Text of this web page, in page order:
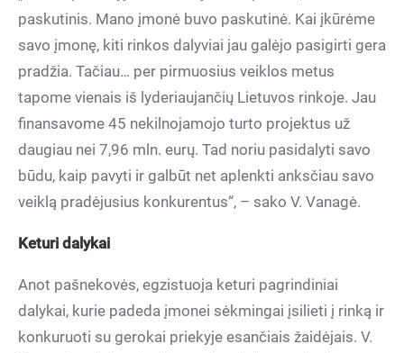
paskutinis. Mano įmonė buvo paskutinė. Kai įkūrėme
savo įmonę, kiti rinkos dalyviai jau galėjo pasigirti gera
pradžia. Tačiau… per pirmuosius veiklos metus
tapome vienais iš lyderiaujančių Lietuvos rinkoje. Jau
finansavome 45 nekilnojamojo turto projektus už
daugiau nei 7,96 mln. eurų. Tad noriu pasidalyti savo
būdu, kaip pavyti ir galbūt net aplenkti anksčiau savo
veiklą pradėjusius konkurentus“, – sako V. Vanagė.
Keturi dalykai
Anot pašnekovės, egzistuoja keturi pagrindiniai
dalykai, kurie padeda įmonei sėkmingai įsilieti į rinką ir
konkuruoti su gerokai priekyje esančiais žaidėjais. V.